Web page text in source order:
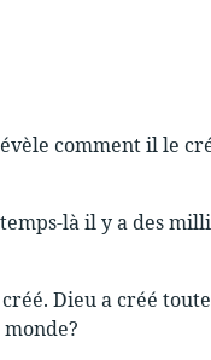
comment il le
là il y a des
Dieu a créé